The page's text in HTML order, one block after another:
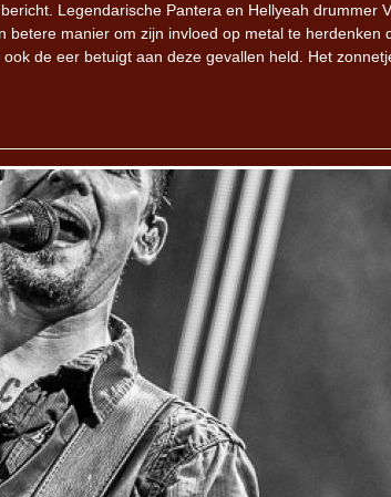
Legendarische Pantera en Hellyeah drummer
betere manier om zijn invloed op metal te herdenken
de eer betuigt aan deze gevallen held. Het